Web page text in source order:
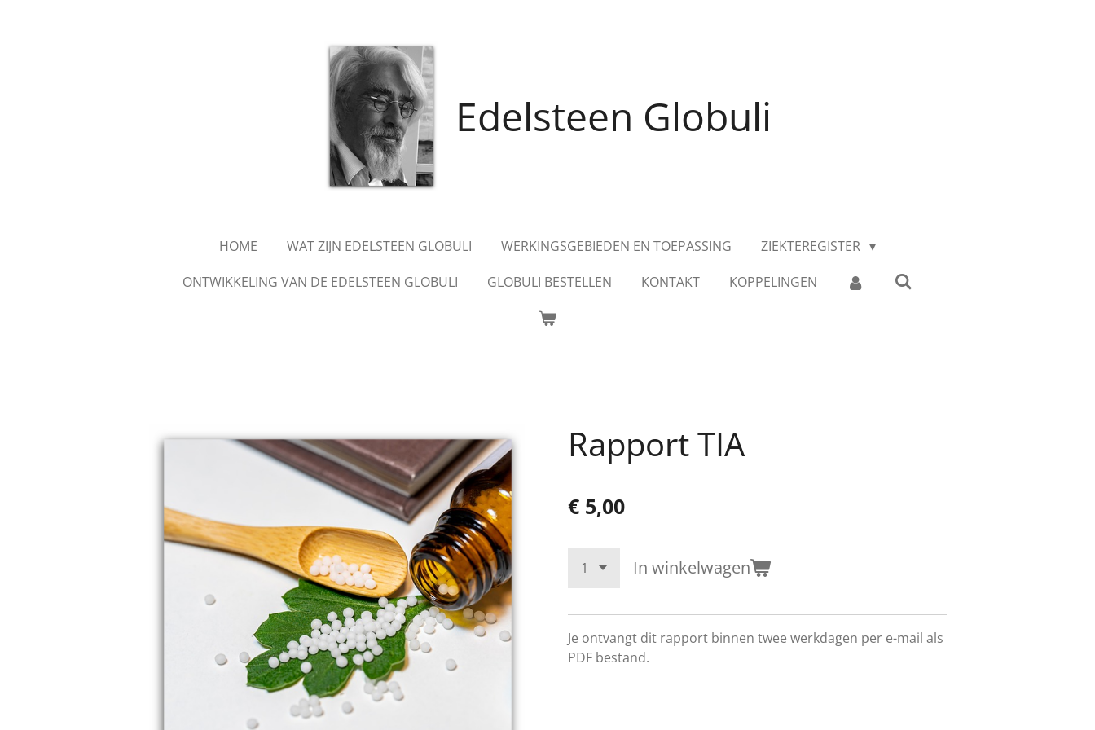
Edelsteen Globuli
HOME WAT ZIJN EDELSTEEN GLOBULI WERKINGSGEBIEDEN EN TOEPASSING
ZIEKTEREGISTER
ONTWIKKELING VAN DE EDELSTEEN GLOBULI
GLOBULI BESTELLEN KONTAKT KOPPELINGEN
Rapport TIA
€ 5,00
In winkelwagen
Je ontvangt dit rapport binnen twee werkdagen per e-mail als
PDF bestand.